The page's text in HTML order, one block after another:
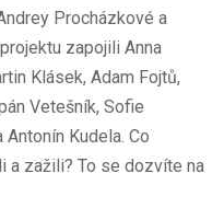
Procházkové a
zapojili Anna
Klásek, Adam Fojtů,
Vetešník, Sofie
Kudela. Co
a zažili? To se dozvíte na